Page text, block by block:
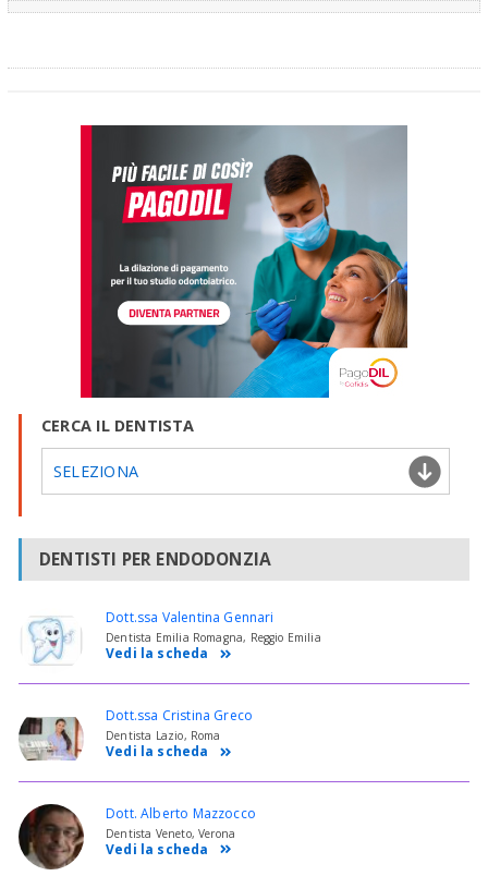
CERCA IL DENTISTA
SELEZIONA
DENTISTI PER ENDODONZIA
Dott.ssa Valentina Gennari
Dentista Emilia Romagna, Reggio Emilia
Vedi la scheda
Dott.ssa Cristina Greco
Dentista Lazio, Roma
Vedi la scheda
Dott. Alberto Mazzocco
Dentista Veneto, Verona
Vedi la scheda